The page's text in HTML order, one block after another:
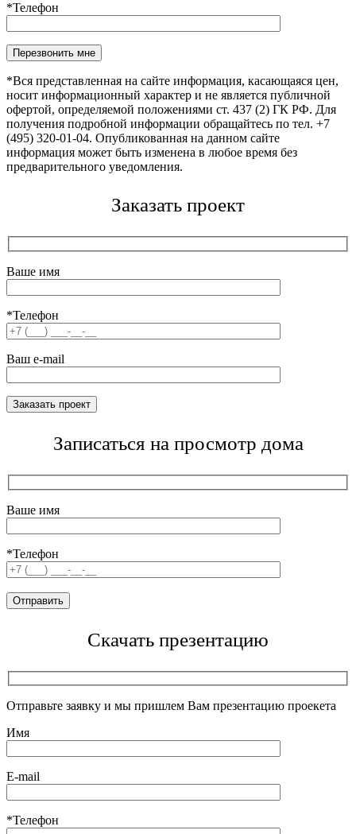
*Телефон
Оставьте это поле пустым.
*Вся представленная на сайте информация, касающаяся цен,
носит информационный характер и не является публичной
офертой, определяемой положениями ст. 437 (2) ГК РФ. Для
получения подробной информации обращайтесь по тел. +7
(495) 320-01-04. Опубликованная на данном сайте
информация может быть изменена в любое время без
предварительного уведомления.
Заказать проект
Ваше имя
*Телефон
Ваш e-mail
Записаться на просмотр дома
Ваше имя
*Телефон
Скачать презентацию
Отправьте заявку и мы пришлем Вам презентацию проекета
Имя
E-mail
*Телефон